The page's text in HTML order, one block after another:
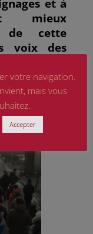
et à
mieux
de cette
voix des
votre navigation.
mais vous
Accepter